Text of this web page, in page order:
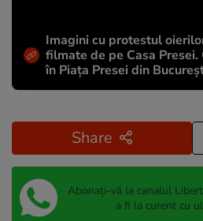
Imagini cu protestul
filmate de pe Casa
în Piața Presei din
Share
Abonați-vă la canalul
a fi la curent cu